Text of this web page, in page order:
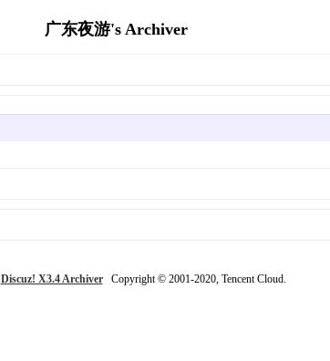
广东夜游's Archiver
Discuz! X3.4 ArchiverCopyright © 2001-2020, Tencent Cloud.